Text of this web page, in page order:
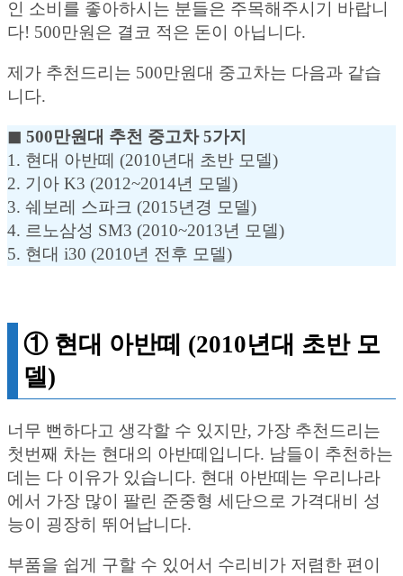
인 소비를 좋아하시는 분들은 주목해주시기 바랍니
다! 500만원은 결코 적은 돈이 아닙니다.
제가 추천드리는 500만원대 중고차는 다음과 같습
니다.
◼︎ 500만원대 추천 중고차 5가지
1. 현대 아반떼 (2010년대 초반 모델)
2. 기아 K3 (2012~2014년 모델)
3. 쉐보레 스파크 (2015년경 모델)
4. 르노삼성 SM3 (2010~2013년 모델)
5. 현대 i30 (2010년 전후 모델)
① 현대 아반떼 (2010년대 초반 모
델)
너무 뻔하다고 생각할 수 있지만, 가장 추천드리는
첫번째 차는 현대의 아반떼입니다. 남들이 추천하는
데는 다 이유가 있습니다. 현대 아반떼는 우리나라
에서 가장 많이 팔린 준중형 세단으로 가격대비 성
능이 굉장히 뛰어납니다.
부품을 쉽게 구할 수 있어서 수리비가 저렴한 편이